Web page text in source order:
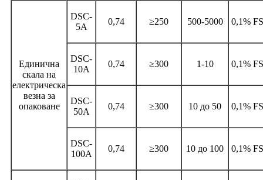
Единична
скала на
електрическа
везна за
опаковане
DSC-
5A
0,74 ≥250 500-5000 0,1% FS
DSC-
10A
0,74 ≥300 1-10 0,1% FS
DSC-
50A
0,74 ≥300 10 до 50 0,1% FS
DSC-
100A
0,74 ≥300 10 до 100 0,1% FS